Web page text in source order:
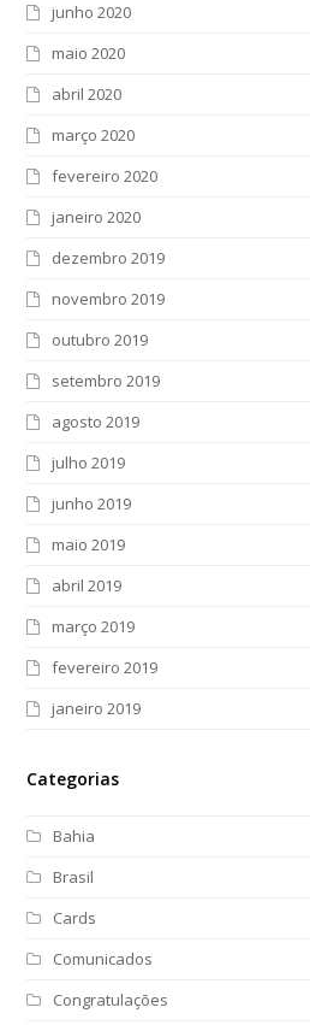
junho 2020
maio 2020
abril 2020
março 2020
fevereiro 2020
janeiro 2020
dezembro 2019
novembro 2019
outubro 2019
setembro 2019
agosto 2019
julho 2019
junho 2019
maio 2019
abril 2019
março 2019
fevereiro 2019
janeiro 2019
Categorias
Bahia
Brasil
Cards
Comunicados
Congratulações